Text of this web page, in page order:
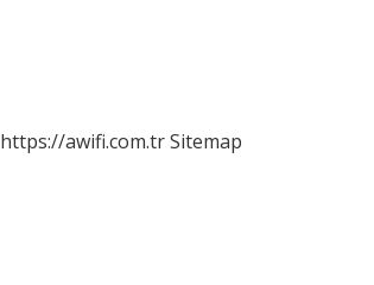
https://awifi.com.trSitemap